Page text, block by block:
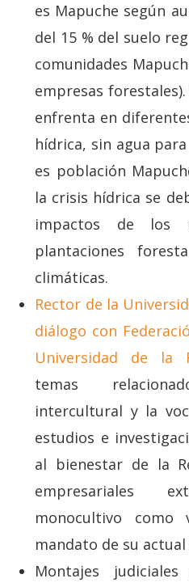
es Mapuche según
del 15 % del suelo
comunidades
empresas
enfrenta en
hídrica, sin agua
es población
la crisis hídrica se
impactos de los
plantaciones
climáticas.
Rector de la
diálogo con
Universidad de la
temas
intercultural y la
estudios e
al bienestar de la
empresariales
monocultivo como
mandato de su
Montajes